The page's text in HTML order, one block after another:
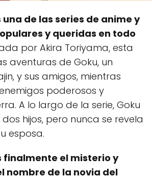
una de las series de anime y
y queridas en todo
por Akira Toriyama, esta
aventuras de Goku, un
y sus amigos, mientras
poderosos y
A lo largo de la serie, Goku
hijos, pero nunca se revela
esposa.
finalmente el misterio y
nombre de la novia del